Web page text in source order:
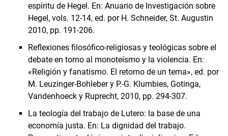
espíritu de Hegel. En: Anuario de Investigación sobre
Hegel, vols. 12-14, ed. por H. Schneider, St. Augustin
2010, pp. 191-206.
Reflexiones filosófico-religiosas y teológicas sobre el
debate en torno al monoteísmo y la violencia. En:
«Religión y fanatismo. El retorno de un tema», ed. por
M. Leuzinger-Bohleber y P.-G. Klumbies, Gotinga,
Vandenhoeck y Ruprecht, 2010, pp. 294-307.
La teología del trabajo de Lutero: la base de una
economía justa. En: La dignidad del trabajo.